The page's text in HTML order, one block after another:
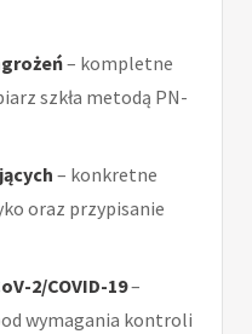
– kompletne
szkła metodą PN-
– konkretne
oraz przypisanie
2/COVID-19–
wymagania kontroli